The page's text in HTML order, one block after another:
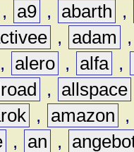
, a9 , abarth
,
, adam
, alero , alfa ,
, allspace
, amazon
, an ,